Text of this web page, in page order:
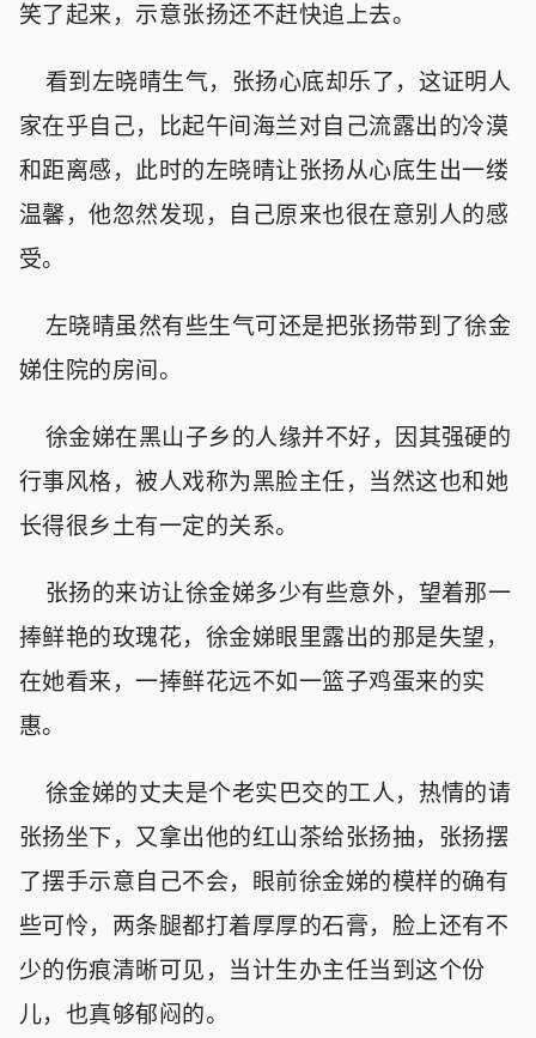
笑了起来，示意张扬还不赶快追上去。
看到左晓晴生气，张扬心底却乐了，这证明人
家在乎自己，比起午间海兰对自己流露出的冷漠
和距离感，此时的左晓晴让张扬从心底生出一缕
温馨，他忽然发现，自己原来也很在意别人的感
受。
左晓晴虽然有些生气可还是把张扬带到了徐金
娣住院的房间。
徐金娣在黑山子乡的人缘并不好，因其强硬的
行事风格，被人戏称为黑脸主任，当然这也和她
长得很乡土有一定的关系。
张扬的来访让徐金娣多少有些意外，望着那一
捧鲜艳的玫瑰花，徐金娣眼里露出的那是失望，
在她看来，一捧鲜花远不如一篮子鸡蛋来的实
惠。
徐金娣的丈夫是个老实巴交的工人，热情的请
张扬坐下，又拿出他的红山茶给张扬抽，张扬摆
了摆手示意自己不会，眼前徐金娣的模样的确有
些可怜，两条腿都打着厚厚的石膏，脸上还有不
少的伤痕清晰可见，当计生办主任当到这个份
儿，也真够郁闷的。